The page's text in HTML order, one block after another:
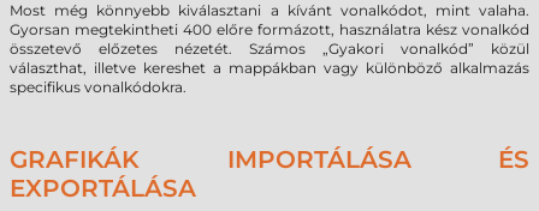
Most még könnyebb kiválasztani a kívánt vonalkódot, mint valaha.
Gyorsan megtekintheti 400 előre formázott, használatra kész vonalkód
összetevő előzetes nézetét. Számos „Gyakori vonalkód” közül
választhat, illetve kereshet a mappákban vagy különböző alkalmazás
specifikus vonalkódokra.
GRAFIKÁK IMPORTÁLÁSA ÉS
EXPORTÁLÁSA